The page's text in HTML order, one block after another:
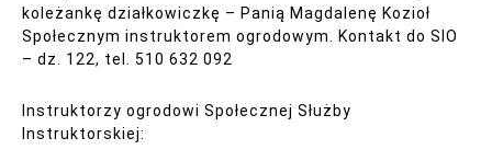
koleżankę działkowiczkę – Panią Magdalenę Kozioł
Społecznym instruktorem ogrodowym. Kontakt do SIO
– dz. 122, tel. 510 632 092
Instruktorzy ogrodowi Społecznej Służby
Instruktorskiej: